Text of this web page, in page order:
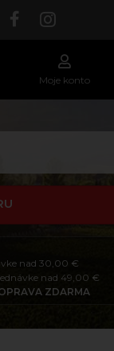
Moje konto
nad 30,00 €
nad 49,00 €
ZDARMA